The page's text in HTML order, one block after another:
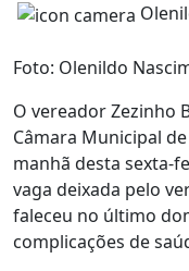
Foto: Olenildo
O vereador Zezinho
Câmara Municipal de
manhã desta sexta-
vaga deixada pelo
faleceu no último
complicações de